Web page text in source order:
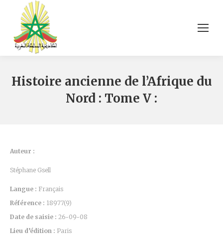
Histoire ancienne de l’Afrique du
Nord : Tome V :
Auteur :
Stéphane Gsell
Langue : Français
Référence : 18977(9)
Date de saisie : 26-09-08
Lieu d’édition : Paris